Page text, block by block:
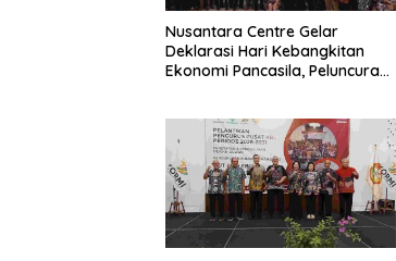
Nusantara Centre Gelar
Deklarasi Hari Kebangkitan
Ekonomi Pancasila, Peluncuran
Penjajahan (Pergolakan
Ekonomi Politik Indonesia) &
Simposium Nasional “Urgensi
Undang-Undang Perekonomian
Nasional dan Kesejahteraan
Sosial dalam Menata Bangsa
Menuju Indonesia Emas 2045”,